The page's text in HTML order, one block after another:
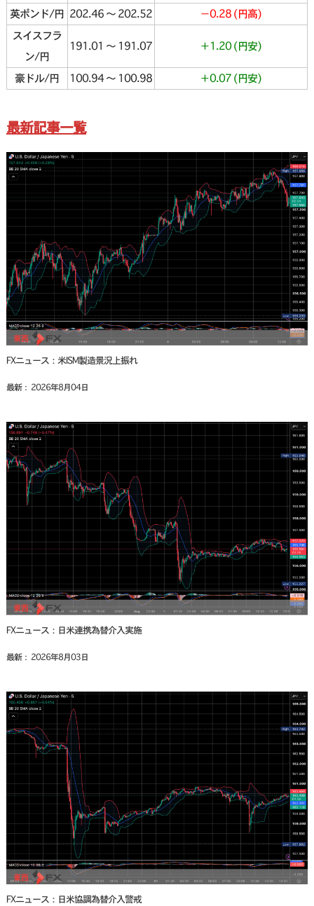
英ポンド/円 202.46 〜 202.52
−0.28 (円高)
スイスフラ
ン/円
191.01 〜 191.07 ＋1.20 (円安)
豪ドル/円 100.94 〜 100.98 ＋0.07 (円安)
最新記事一覧
FXニュース：米ISM製造景況上振れ
最新： 2026年8月04日
FXニュース：日米連携為替介入実施
最新： 2026年8月03日
FXニュース：日米協調為替介入警戒